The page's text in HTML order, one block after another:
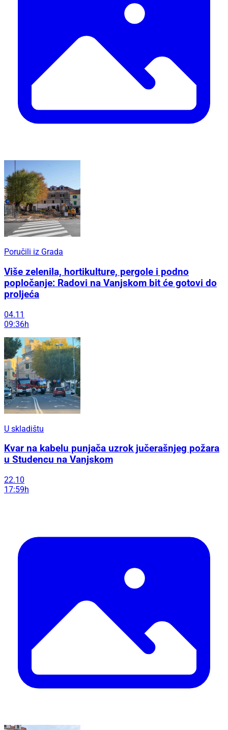
Poručili iz Grada
Više zelenila, hortikulture, pergole i podno
popločanje: Radovi na Vanjskom bit će gotovi do
proljeća
04.11
09:36h
U skladištu
Kvar na kabelu punjača uzrok jučerašnjeg požara
u Studencu na Vanjskom
22.10
17:59h